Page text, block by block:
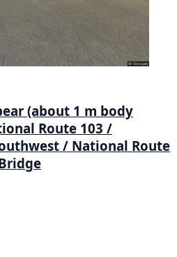
(about 1 m body
Route 103 /
/ National Route